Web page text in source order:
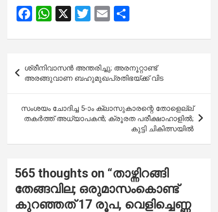
F
ce
b
o
o
k
W
at
A
p
p
X
T
tt
er
E
ail ar
navigation
ശ്രീനിവാസൻ അന്തരിച്ചു; അരനൂറ്റാണ്ട്
അരങ്ങുവാണ ബഹുമുഖപ്രതിഭയ്ക്ക് വിട
സംശയം ചോദിച്ച 5-ാം ക്ലാസുകാരന്റെ തോളെല്ല്
തകർത്ത് അധ്യാപകൻ; ക്രൂരത പരീക്ഷാഹാളിൽ;
കുട്ടി ചികിത്സയിൽ
565 thoughts on “താഴ്ന്നിറങ്ങി
തേങ്ങവില; ഒരുമാസംകൊണ്ട്
കുറഞ്ഞത് 17 രൂപ, വെളിച്ചെണ്ണ